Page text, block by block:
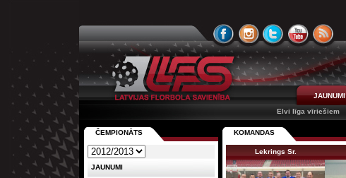
JAUNUMI
Elvi līga vīriešiem
KOMANDAS
Lekrings Sr.
ČEMPIONĀTS
JAUNUMI